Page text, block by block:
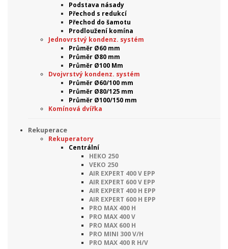
Podstava násady
Přechod s redukcí
Přechod do šamotu
Prodloužení komína
Jednovrstvý kondenz. systém
Průměr Ø60 mm
Průměr Ø80 mm
Průměr Ø100 Mm
Dvojvrstvý kondenz. systém
Průměr Ø60/100 mm
Průměr Ø80/125 mm
Průměr Ø100/150 mm
Komínová dvířka
Rekuperace
Rekuperatory
Centrální
HEKO 250
VEKO 250
AIR EXPERT 400 V EPP
AIR EXPERT 600 V EPP
AIR EXPERT 400 H EPP
AIR EXPERT 600 H EPP
PRO MAX 400 H
PRO MAX 400 V
PRO MAX 600 H
PRO MINI 300 V/H
PRO MAX 400 R H/V